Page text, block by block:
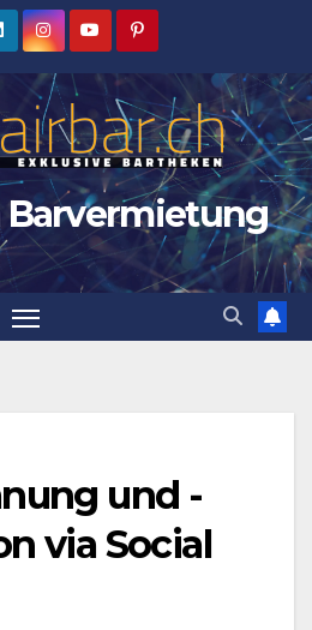
Barvermietung
und -
via Social